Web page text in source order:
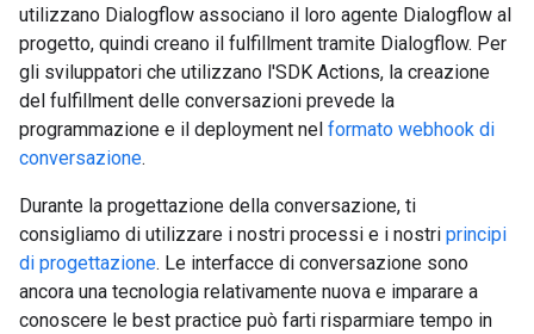
utilizzano Dialogflow associano il loro agente Dialogflow al
progetto, quindi creano il fulfillment tramite Dialogflow. Per
gli sviluppatori che utilizzano l'SDK Actions, la creazione
del fulfillment delle conversazioni prevede la
programmazione e il deployment nel formato webhook di
conversazione.
Durante la progettazione della conversazione, ti
consigliamo di utilizzare i nostri processi e i nostri principi
di progettazione. Le interfacce di conversazione sono
ancora una tecnologia relativamente nuova e imparare a
conoscere le best practice può farti risparmiare tempo in